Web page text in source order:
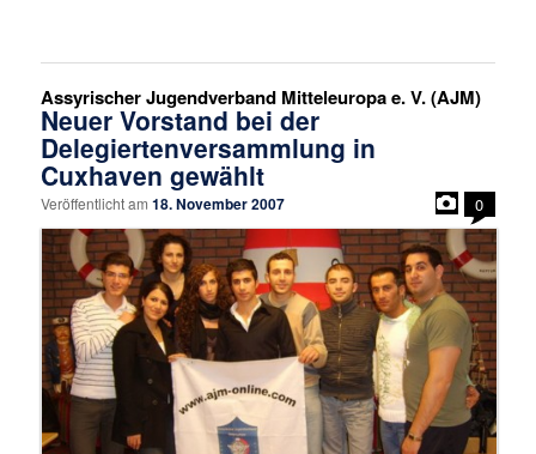
Assyrischer Jugendverband Mitteleuropa e. V. (AJM)
Neuer Vorstand bei der
Delegiertenversammlung in
Cuxhaven gewählt
Veröffentlicht am18. November 2007 0